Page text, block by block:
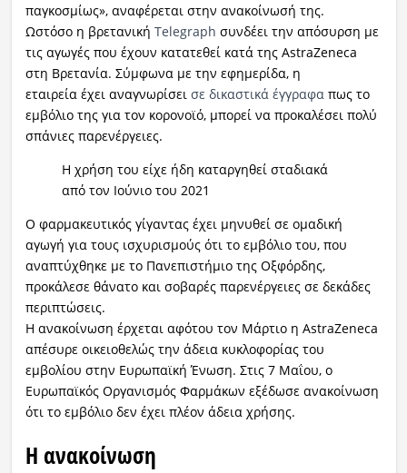
παγκοσμίως», αναφέρεται στην ανακοίνωσή της.
Ωστόσο η βρετανική Telegraph συνδέει την απόσυρση με
τις αγωγές που έχουν κατατεθεί κατά της AstraZeneca
στη Βρετανία. Σύμφωνα με την εφημερίδα, η
εταιρεία έχει αναγνωρίσει σε δικαστικά έγγραφα πως το
εμβόλιο της για τον κορονοϊό, μπορεί να προκαλέσει πολύ
σπάνιες παρενέργειες.
Η χρήση του είχε ήδη καταργηθεί σταδιακά
από τον Ιούνιο του 2021
Ο φαρμακευτικός γίγαντας έχει μηνυθεί σε ομαδική
αγωγή για τους ισχυρισμούς ότι το εμβόλιο του, που
αναπτύχθηκε με το Πανεπιστήμιο της Οξφόρδης,
προκάλεσε θάνατο και σοβαρές παρενέργειες σε δεκάδες
περιπτώσεις.
Η ανακοίνωση έρχεται αφότου τον Μάρτιο η AstraZeneca
απέσυρε οικειοθελώς την άδεια κυκλοφορίας του
εμβολίου στην Ευρωπαϊκή Ένωση. Στις 7 Μαΐου, ο
Ευρωπαϊκός Οργανισμός Φαρμάκων εξέδωσε ανακοίνωση
ότι το εμβόλιο δεν έχει πλέον άδεια χρήσης.
Η ανακοίνωση